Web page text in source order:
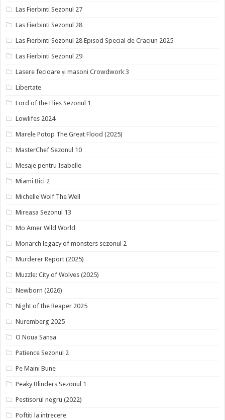
Las Fierbinti Sezonul 27
Las Fierbinti Sezonul 28
Las Fierbinti Sezonul 28 Episod Special de Craciun 2025
Las Fierbinti Sezonul 29
Lasere fecioare și masoni Crowdwork 3
Libertate
Lord of the Flies Sezonul 1
Lowlifes 2024
Marele Potop The Great Flood (2025)
MasterChef Sezonul 10
Mesaje pentru Isabelle
Miami Bici 2
Michelle Wolf The Well
Mireasa Sezonul 13
Mo Amer Wild World
Monarch legacy of monsters sezonul 2
Murderer Report (2025)
Muzzle: City of Wolves (2025)
Newborn (2026)
Night of the Reaper 2025
Nuremberg 2025
O Noua Sansa
Patience Sezonul 2
Pe Maini Bune
Peaky Blinders Sezonul 1
Pestisorul negru (2022)
Poftiti la intrecere